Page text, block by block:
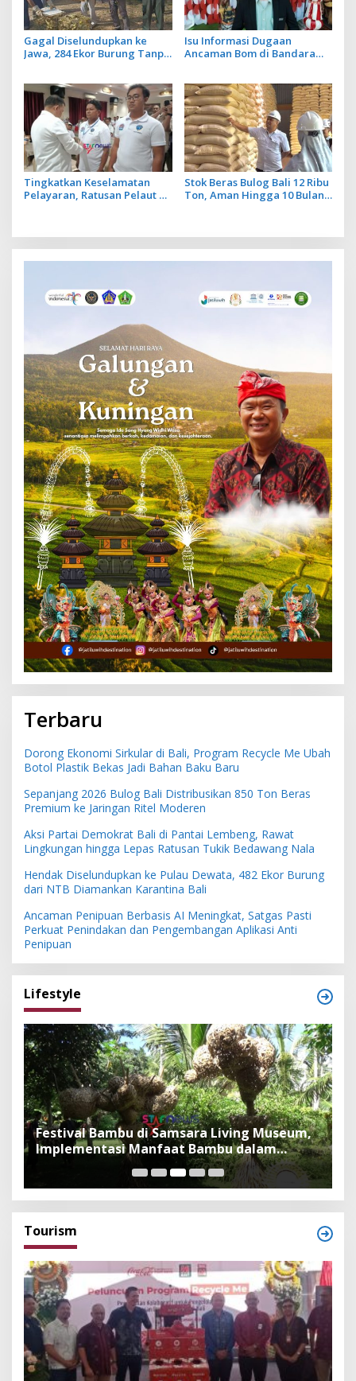
Gagal Diselundupkan ke
Jawa, 284 Ekor Burung Tanpa
Isu Informasi Dugaan
Ancaman Bom di Bandara
Lancar
Tingkatkan Keselamatan
Pelayaran, Ratusan Pelaut di
Stok Beras Bulog Bali 12 Ribu
Ton, Aman Hingga 10 Bulan
Terbaru
Dorong Ekonomi Sirkular di Bali, Program Recycle Me Ubah
Botol Plastik Bekas Jadi Bahan Baku Baru
Sepanjang 2026 Bulog Bali Distribusikan 850 Ton Beras
Premium ke Jaringan Ritel Moderen
Aksi Partai Demokrat Bali di Pantai Lembeng, Rawat
Lingkungan hingga Lepas Ratusan Tukik Bedawang Nala
Hendak Diselundupkan ke Pulau Dewata, 482 Ekor Burung
dari NTB Diamankan Karantina Bali
Ancaman Penipuan Berbasis AI Meningkat, Satgas Pasti
Perkuat Penindakan dan Pengembangan Aplikasi Anti
Penipuan
Lifestyle
Festival Bambu di Samsara Living Museum,
Implementasi Manfaat Bambu dalam
Kepercayaan Adat dan Budaya Bali
Tourism